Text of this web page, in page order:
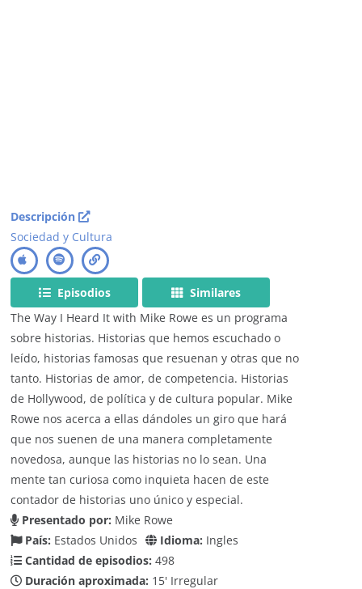
Descripción
Sociedad y Cultura
Episodios
Similares
The Way I Heard It with Mike Rowe es un programa
sobre historias. Historias que hemos escuchado o
leído, historias famosas que resuenan y otras que no
tanto. Historias de amor, de competencia. Historias
de Hollywood, de política y de cultura popular. Mike
Rowe nos acerca a ellas dándoles un giro que hará
que nos suenen de una manera completamente
novedosa, aunque las historias no lo sean. Una
mente tan curiosa como inquieta hacen de este
contador de historias uno único y especial.
Presentado por: Mike Rowe
País: Estados Unidos Idioma: Ingles
Cantidad de episodios: 498
Duración aproximada: 15' Irregular